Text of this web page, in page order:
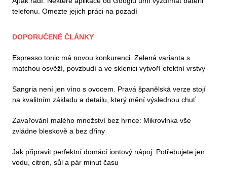
telefonu. Omezte jejich práci na pozadí
DOPORUČENÉ ČLÁNKY
Espresso tonic má novou konkurenci. Zelená varianta s
matchou osvěží, povzbudí a ve sklenici vytvoří efektní vrstvy
Sangria není jen víno s ovocem. Pravá španělská verze stojí
na kvalitním základu a detailu, který mění výslednou chuť
Zavařování malého množství bez hrnce: Mikrovlnka vše
zvládne bleskově a bez dřiny
Jak připravit perfektní domácí iontový nápoj: Potřebujete jen
vodu, citron, sůl a pár minut času